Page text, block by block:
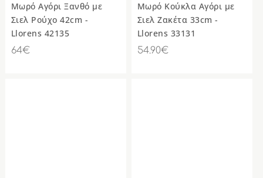
Μωρό Αγόρι Ξανθό με
Σιελ Ρούχο 42cm -
Llorens 42135
64€
Μωρό Κούκλα Αγόρι με
Σιελ Ζακέτα 33cm -
Llorens 33131
54.90€